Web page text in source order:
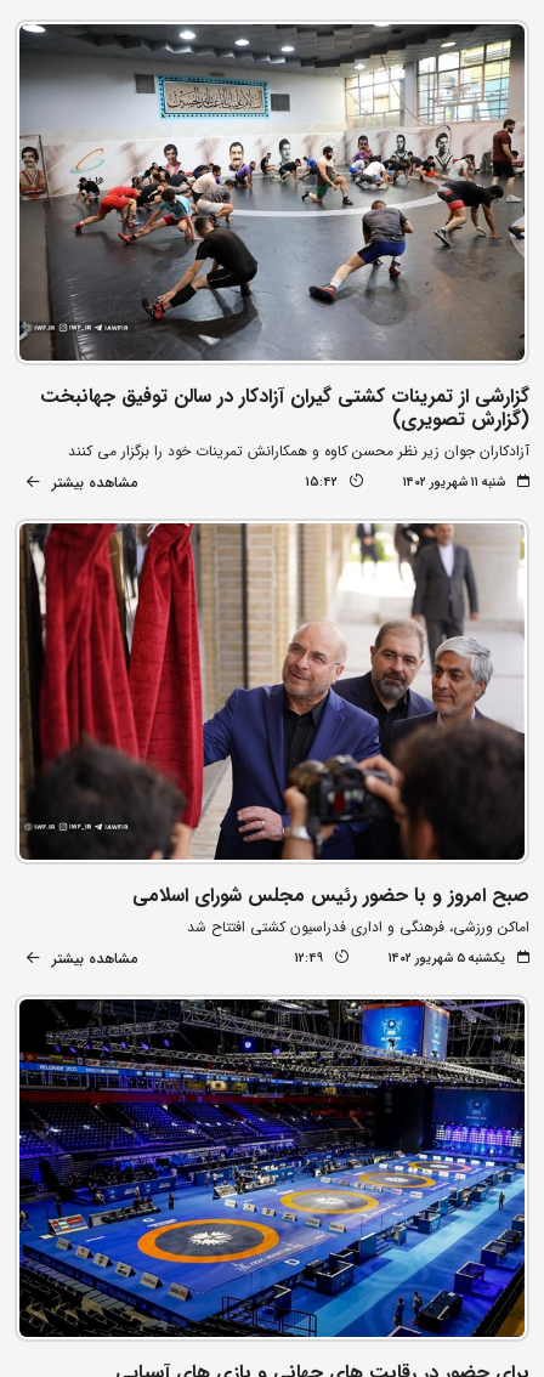
گزارشی از تمرینات کشتی گیران آزادکار در سالن توفیق جهانبخت
(گزارش تصویری)
آزادکاران جوان زیر نظر محسن کاوه و همکارانش تمرینات خود را برگزار می کنند
شنبه ۱۱ شهریور ۱۴۰۲ 15:42 مشاهده بیشتر
صبح امروز و با حضور رئیس مجلس شورای اسلامی
اماکن ورزشی، فرهنگی و اداری فدراسیون کشتی افتتاح شد
یکشنبه ۵ شهریور ۱۴۰۲ 12:49 مشاهده بیشتر